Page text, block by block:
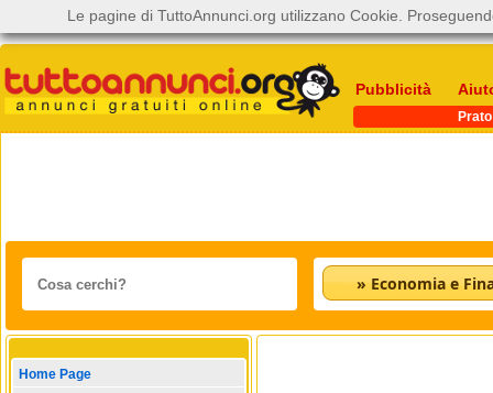
Pubblicità
Prato
» Economia e
Home Page
Le pagine di TuttoAnnunci.org utilizzano Cookie.